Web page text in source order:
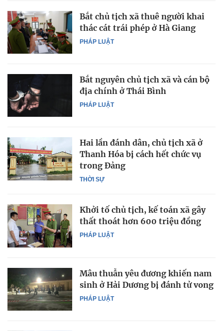
PHÁP LUẬT
Bắt chủ tịch xã thuê người khai
thác cát trái phép ở Hà Giang
PHÁP LUẬT
Bắt nguyên chủ tịch xã và cán bộ
địa chính ở Thái Bình
THỜI SỰ
Hai lần đánh dân, chủ tịch xã ở
Thanh Hóa bị cách hết chức vụ
trong Đảng
PHÁP LUẬT
Khởi tố chủ tịch, kế toán xã gây
thất thoát hơn 600 triệu đồng
PHÁP LUẬT
Mâu thuẫn yêu đương khiến nam
sinh ở Hải Dương bị đánh tử vong